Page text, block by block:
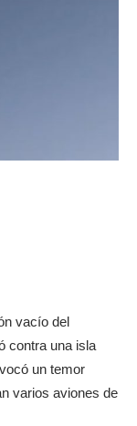
vacío del
contra una isla
un temor
varios aviones de